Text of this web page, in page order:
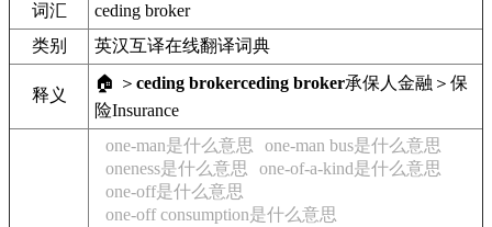
词汇
ceding broker
类别
英汉互译在线翻译词典
释义
🏠 ＞ ceding brokerceding broker承保人 金融＞保
险Insurance
one-man是什么意思
one-man bus是什么意思
oneness是什么意思
one-of-a-kind是什么意思
one-off是什么意思
one-off consumption是什么意思